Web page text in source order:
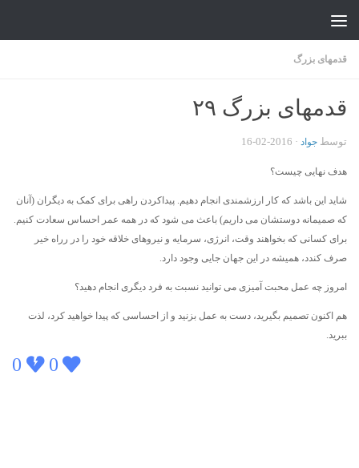
قدمهای بزرگ
قدمهای بزرگ ۲۹
توسط جواد ·
2016-02-16
هدف نهایی چیست؟
شاید این باشد که کار ارزشمندی انجام دهیم. پیداکردن راهی برای کمک به دیگران (آنان
که صمیمانه دوستشان می داریم) باعث می شود که در همه عمر احساس سعادت کنیم.
برای کسانی که بخواهند وقت، انرژی، سرمایه و نیروهای خلاقه خود را در رراه خیر
صرف کندد، همیشه در این جهان جایی وجود دارد.
امروز چه عمل محبت آمیزی می توانید نسبت به فرد دیگری انجام دهید؟
هم اکنون تصمیم بگیرید، دست به عمل بزنید و از احساسی که پیدا خواهید کرد، لذت
ببرید.
0
0